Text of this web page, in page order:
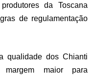
da Toscana
de regulamentação
qualidade dos Chianti
maior para